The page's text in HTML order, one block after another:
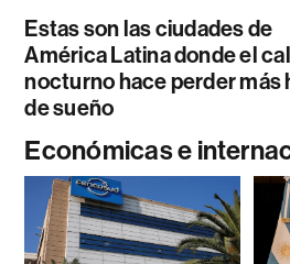
Estas son las ciudades de
América Latina donde el
nocturno hace perder más
de sueño
Económicas e